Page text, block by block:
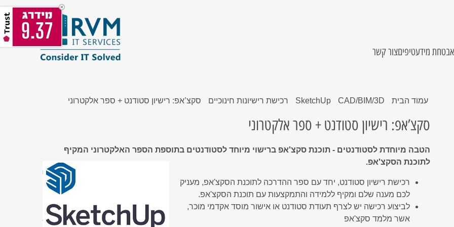
מבוצר לשרתים
אבטחת מידע
RVM DRaas
RVM WebGuard
SIEM SOC
CISO as a Service
האם מערכת המחשוב שלך בסכנה?
תקן רב מגן להגנת סייבר ברמה 2
טיפים להגנה מפני תוכנות כופר
טיפיםצור קשר
כניסת לקוחות
עמוד הבית CAD/BIM/3D
SketchUp רכישת רישיונות חינוכיים סקצ’אפ: רישיון סטודנט + ספר אלקטרוני
סקצ’אפ: רישיון סטודנט + ספר אלקטרוני
הטבה מיוחדת לסטודנטים - תוכנת סקצ'אפ ברישוי מיוחד לסטודנטים בתוספת הספר האלקטרוני המקיף
לתוכנת הסקצ'אפ.
רכישת רישיון סטודנט, יחד עם ספר ההדרכה לתוכנת הסקצ'אפ, מעניק
לכם מענה שלם ומקיף ללמידה והתמקצעות עם תוכנת הסקצ'אפ.
לביצוע רכישה יש לצרף תעודת סטודנט או אישור מוסד אקדמי מוכר,
אשר מלמד סקצ'אפ
9.37